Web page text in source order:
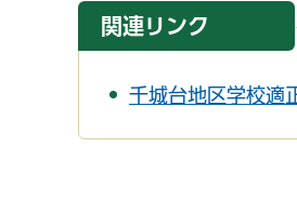
関連リンク
千城台地区学校適